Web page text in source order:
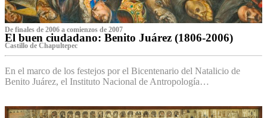
De finales de 2006 a comienzos de 2007
El buen ciudadano: Benito Juárez (1806-2006)
Castillo de Chapultepec
En el marco de los festejos por el Bicentenario del Natalicio de
Benito Juárez, el Instituto Nacional de Antropología…